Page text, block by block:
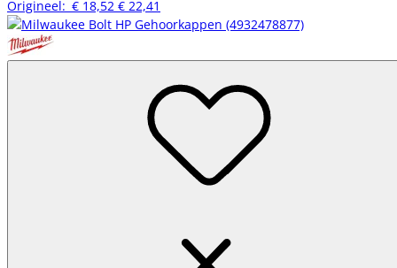
Origineel: € 18,52 € 22,41